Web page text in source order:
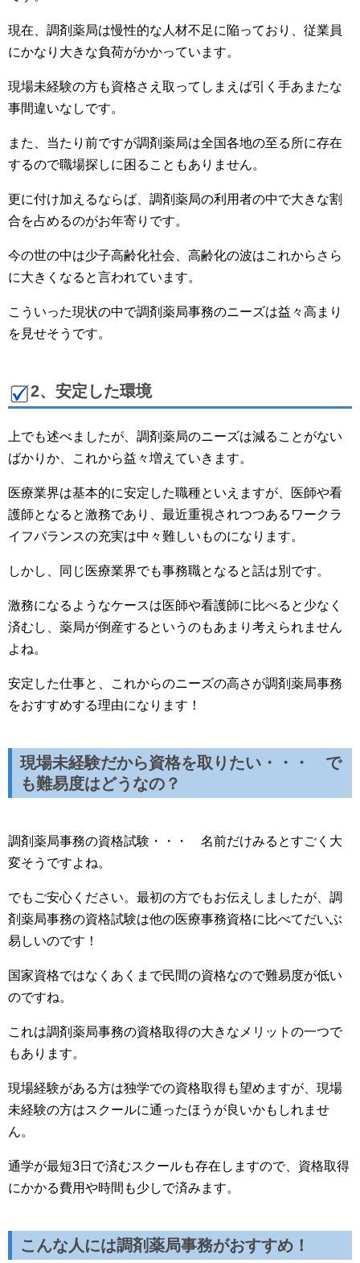
現在、調剤薬局は慢性的な人材不足に陥っており、従業員
にかなり大きな負荷がかかっています。
現場未経験の方も資格さえ取ってしまえば引く手あまたな
事間違いなしです。
また、当たり前ですが調剤薬局は全国各地の至る所に存在
するので職場探しに困ることもありません。
更に付け加えるならば、調剤薬局の利用者の中で大きな割
合を占めるのがお年寄りです。
今の世の中は少子高齢化社会、高齢化の波はこれからさら
に大きくなると言われています。
こういった現状の中で調剤薬局事務のニーズは益々高まり
を見せそうです。
2、安定した環境
上でも述べましたが、調剤薬局のニーズは減ることがない
ばかりか、これから益々増えていきます。
医療業界は基本的に安定した職種といえますが、医師や看
護師となると激務であり、最近重視されつつあるワークラ
イフバランスの充実は中々難しいものになります。
しかし、同じ医療業界でも事務職となると話は別です。
激務になるようなケースは医師や看護師に比べると少なく
済むし、薬局が倒産するというのもあまり考えられません
よね。
安定した仕事と、これからのニーズの高さが調剤薬局事務
をおすすめする理由になります！
現場未経験だから資格を取りたい・・・ で
も難易度はどうなの？
調剤薬局事務の資格試験・・・ 名前だけみるとすごく大
変そうですよね。
でもご安心ください。最初の方でもお伝えしましたが、調
剤薬局事務の資格試験は他の医療事務資格に比べてだいぶ
易しいのです！
国家資格ではなくあくまで民間の資格なので難易度が低い
のですね。
これは調剤薬局事務の資格取得の大きなメリットの一つで
もあります。
現場経験がある方は独学での資格取得も望めますが、現場
未経験の方はスクールに通ったほうが良いかもしれませ
ん。
通学が最短3日で済むスクールも存在しますので、資格取得
にかかる費用や時間も少しで済みます。
こんな人には調剤薬局事務がおすすめ！